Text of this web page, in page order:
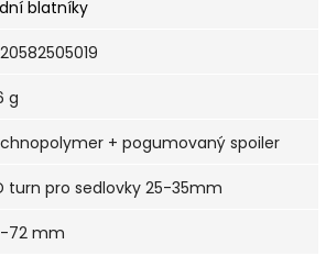
blatníky
g
+ pogumovaný spoiler
turn pro sedlovky 25-35mm
72 mm